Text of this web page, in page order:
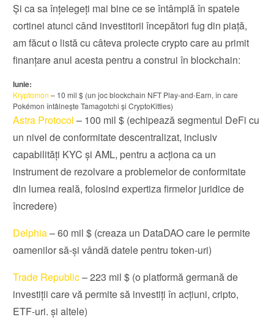
Și ca sa înțelegeți mai bine ce se întâmplă în spatele
cortinei atunci când investitorii începători fug din piață,
am făcut o listă cu câteva proiecte crypto care au primit
finanțare anul acesta pentru a construi în blockchain:
Iunie:
Kryptomon – 10 mil $ (un joc blockchain NFT Play-and-Earn, în care
Pokémon întâlnește Tamagotchi și CryptoKitties)
Astra Protocol – 100 mil $ (echipează segmentul DeFi cu
un nivel de conformitate descentralizat, inclusiv
capabilități KYC și AML, pentru a acționa ca un
instrument de rezolvare a problemelor de conformitate
din lumea reală, folosind expertiza firmelor juridice de
încredere)
Delphia– 60 mil $ (creaza un DataDAO care le permite
oamenilor să-și vândă datele pentru token-uri)
Trade Republic– 223 mil $ (o platformă germană de
investiții care vă permite să investiți în acțiuni, cripto,
ETF-uri. și altele)